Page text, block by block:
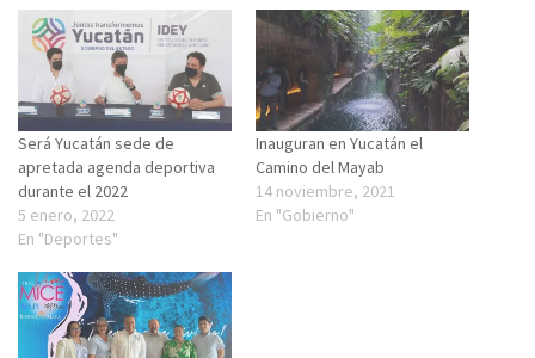
Será Yucatán sede de
apretada agenda deportiva
durante el 2022
5 enero, 2022
En "Deportes"
Inauguran en Yucatán el
Camino del Mayab
14 noviembre, 2021
En "Gobierno"